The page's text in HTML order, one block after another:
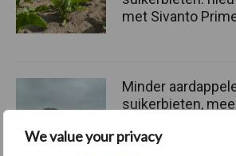
We value your privacy
met Sivanto
Minder
suikerbieten,